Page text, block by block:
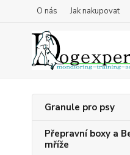
O nás Jak nakupovat
Granule pro psy
Přepravní boxy a
mříže